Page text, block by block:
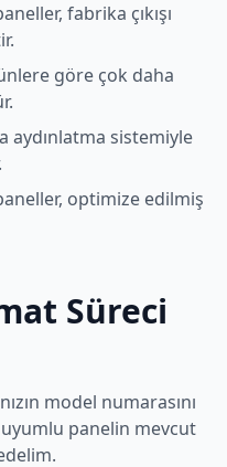
fabrika çıkışı
göre çok daha
aydınlatma sistemiyle
optimize edilmiş
Süreci
model numarasını
panelin mevcut